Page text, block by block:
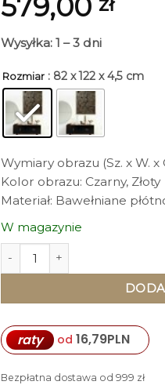
Wysyłka: 1 – 3 dni
Rozmiar : 82 x 122 x 4,5 cm
Wymiary obrazu (Sz. x W. x
Kolor obrazu: Czarny, Złoty
Materiał: Bawełniane
W magazynie
ilość OBRAZ ścienny,
raty od 16,79PLN
Bezpłatna dostawa od 999 zł